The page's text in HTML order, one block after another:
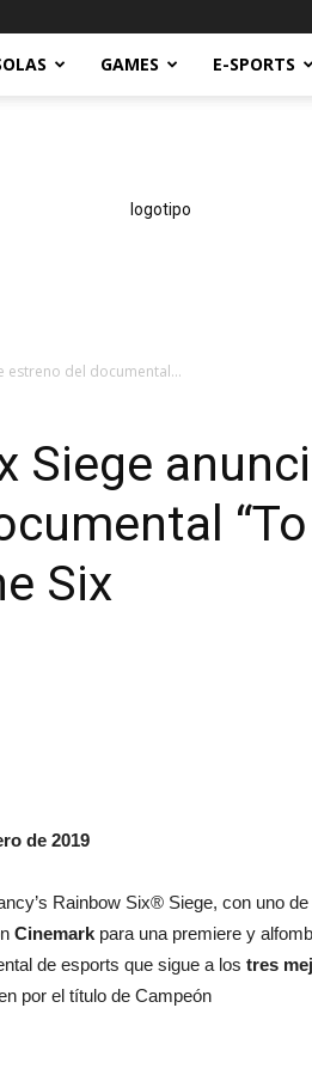
GAMES E-SPORTS
&
estreno del documental...
Siege
“To
Six
de 2019
Rainbow Six® Siege, con uno de
Cinemark para una premiere y
de esports que sigue a los tres
por el título de Campeón